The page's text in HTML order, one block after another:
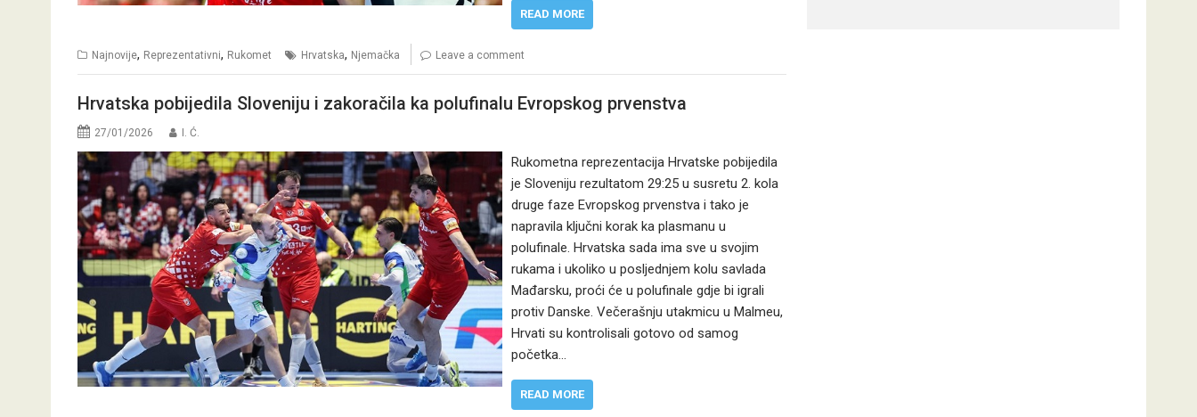
READ MORE
Najnovije, Reprezentativni, Rukomet Hrvatska, Njemačka Leave a comment
Hrvatska pobijedila Sloveniju i zakoračila ka polufinalu Evropskog prvenstva
27/01/2026 I. Ć.
Rukometna reprezentacija Hrvatske pobijedila
je Sloveniju rezultatom 29:25 u susretu 2. kola
druge faze Evropskog prvenstva i tako je
napravila ključni korak ka plasmanu u
polufinale. Hrvatska sada ima sve u svojim
rukama i ukoliko u posljednjem kolu savlada
Mađarsku, proći će u polufinale gdje bi igrali
protiv Danske. Večerašnju utakmicu u Malmeu,
Hrvati su kontrolisali gotovo od samog
početka…
READ MORE